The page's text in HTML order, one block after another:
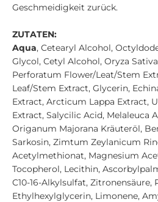
Geschmeidigkeit zurück.
ZUTATEN:
Aqua, Cetearyl Alcohol,
Glycol, Cetyl Alcohol, Oryza
Perforatum Flower/Leat/Stem
Leaf/Stem Extract, Glycerin,
Extract, Arcticum Lappa Extract,
Extract, Salycilic Acid, Melaleuca
Origanum Majorana Kräuteröl,
Sarkosin, Zimtum Zeylanicum
Acetylmethionat, Magnesium
Tocopherol, Lecithin,
C10-16-Alkylsulfat, Zitronensäure,
Ethylhexylglycerin, Limonene,